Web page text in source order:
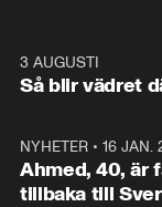
kommentator My
Rohwedder ställer
utbildnings- och
Mohamsson till
3 AUGUSTI
Så blir vädret
NYHETER• 16 JAN.
Ahmed, 40, är
tillbaka till